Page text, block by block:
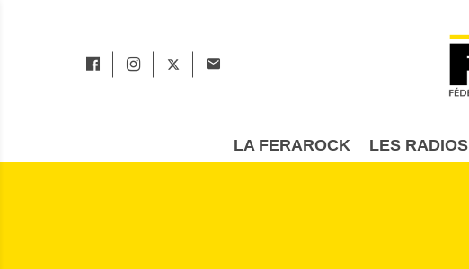
LA FERAROCK LES RADIOS